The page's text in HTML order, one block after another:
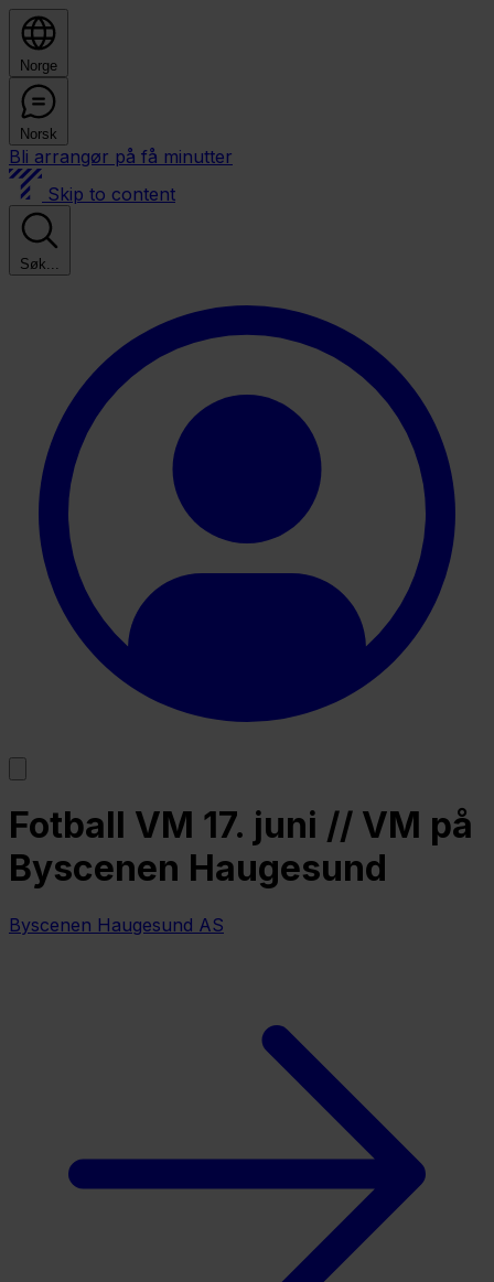
Norge
Norsk
Bli arrangør på få minutter
Skip to content
Søk...
Fotball VM 17. juni // VM på
Byscenen Haugesund
Byscenen Haugesund AS